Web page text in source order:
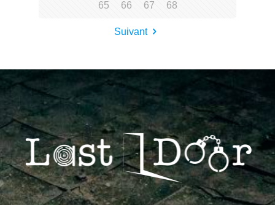
65 66 67 68
Suivant